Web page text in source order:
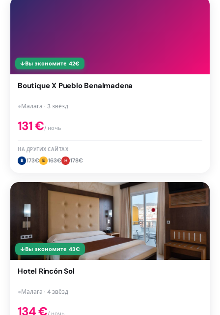
↓Вы экономите 42€
Boutique X Pueblo Benalmadena
●Малага · 3 звёзд
131€/ ночь
НА ДРУГИХ САЙТАХ
B 173€ E 163€ H 178€
↓Вы экономите 43€
Hotel Rincón Sol
●Малага · 4 звёзд
134€/ ночь